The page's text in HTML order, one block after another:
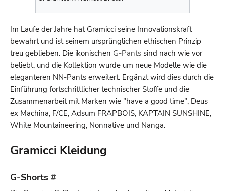
Im Laufe der Jahre hat Gramicci seine Innovationskraft
bewahrt und ist seinem ursprünglichen ethischen Prinzip
treu geblieben. Die ikonischen G-Pants sind nach wie vor
beliebt, und die Kollektion wurde um neue Modelle wie die
eleganteren NN-Pants erweitert. Ergänzt wird dies durch die
Einführung fortschrittlicher technischer Stoffe und die
Zusammenarbeit mit Marken wie "have a good time", Deus
ex Machina, F/CE, Adsum FRAPBOIS, KAPTAIN SUNSHINE,
White Mountaineering, Nonnative und Nanga.
Gramicci Kleidung
G-Shorts #